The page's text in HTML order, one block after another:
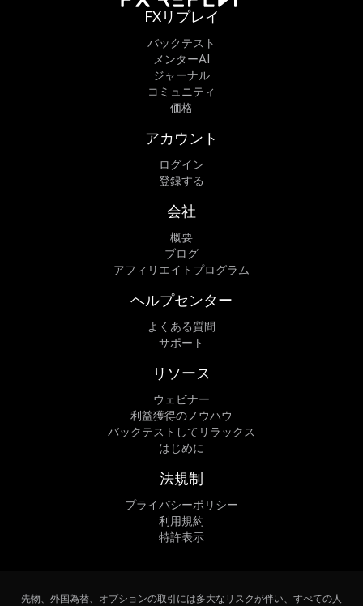
FXリプレイ
バックテスト
メンターAI
ジャーナル
コミュニティ
価格
アカウント
ログイン
登録する
会社
概要
ブログ
アフィリエイトプログラム
ヘルプセンター
よくある質問
サポート
リソース
ウェビナー
利益獲得のノウハウ
バックテストしてリラックス
はじめに
法規制
プライバシーポリシー
利用規約
特許表示
先物、外国為替、オプションの取引には多大なリスクが伴い、すべての人